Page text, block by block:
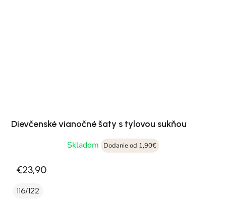
Dievčenské vianočné šaty s tylovou sukňou
Skladom
Dodanie od 1,90€
€23,90
116/122